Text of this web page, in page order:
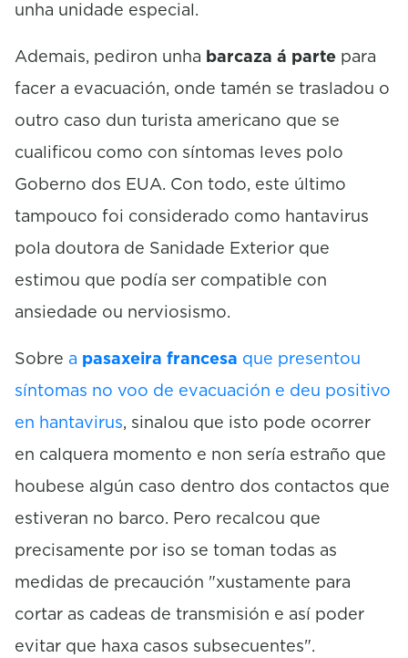
unha unidade especial.
Ademais, pediron unha barcaza á parte para
facer a evacuación, onde tamén se trasladou o
outro caso dun turista americano que se
cualificou como con síntomas leves polo
Goberno dos EUA. Con todo, este último
tampouco foi considerado como hantavirus
pola doutora de Sanidade Exterior que
estimou que podía ser compatible con
ansiedade ou nerviosismo.
Sobre a pasaxeira francesa que presentou
síntomas no voo de evacuación e deu positivo
en hantavirus, sinalou que isto pode ocorrer
en calquera momento e non sería estraño que
houbese algún caso dentro dos contactos que
estiveran no barco. Pero recalcou que
precisamente por iso se toman todas as
medidas de precaución "xustamente para
cortar as cadeas de transmisión e así poder
evitar que haxa casos subsecuentes".